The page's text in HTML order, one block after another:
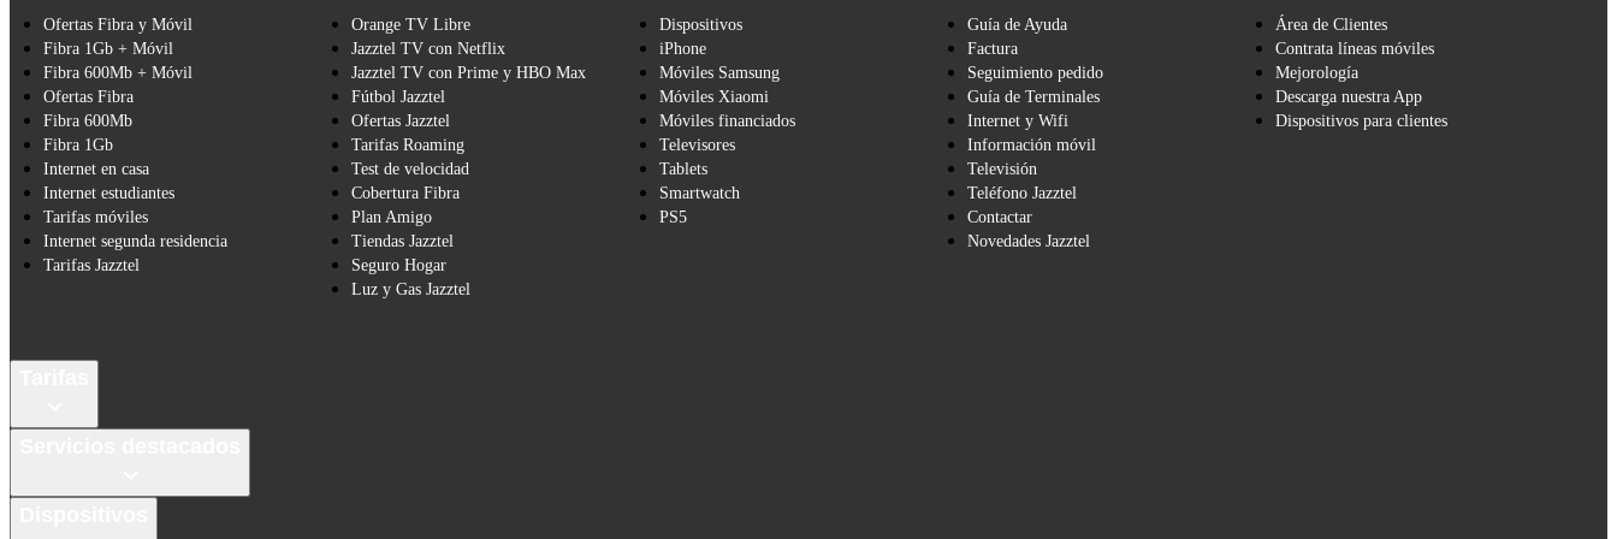
Ofertas Fibra y Móvil
Fibra 1Gb + Móvil
Fibra 600Mb + Móvil
Ofertas Fibra
Fibra 600Mb
Fibra 1Gb
Internet en casa
Internet estudiantes
Tarifas móviles
Internet segunda residencia
Tarifas Jazztel
Orange TV Libre
Jazztel TV con Netflix
Jazztel TV con Prime y HBO Max
Fútbol Jazztel
Ofertas Jazztel
Tarifas Roaming
Test de velocidad
Cobertura Fibra
Plan Amigo
Tiendas Jazztel
Seguro Hogar
Luz y Gas Jazztel
Dispositivos
iPhone
Móviles Samsung
Móviles Xiaomi
Móviles financiados
Televisores
Tablets
Smartwatch
PS5
Guía de Ayuda
Factura
Seguimiento pedido
Guía de Terminales
Internet y Wifi
Información móvil
Televisión
Teléfono Jazztel
Contactar
Novedades Jazztel
Área de Clientes
Contrata líneas móviles
Mejorología
Descarga nuestra App
Dispositivos para clientes